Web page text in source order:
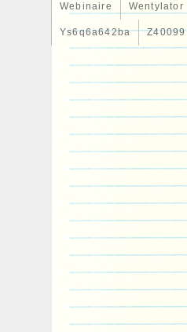
Webinaire Wentylator
Ys6q6a642ba Z40099